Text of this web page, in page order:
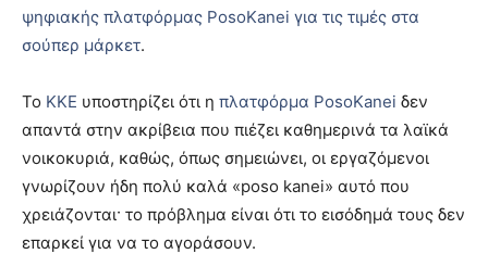
ψηφιακής πλατφόρμας PosoKanei για τις τιμές στα
σούπερ μάρκετ.
Το ΚΚΕ υποστηρίζει ότι η πλατφόρμα PosoKanei δεν
απαντά στην ακρίβεια που πιέζει καθημερινά τα λαϊκά
νοικοκυριά, καθώς, όπως σημειώνει, οι εργαζόμενοι
γνωρίζουν ήδη πολύ καλά «poso kanei» αυτό που
χρειάζονται· το πρόβλημα είναι ότι το εισόδημά τους δεν
επαρκεί για να το αγοράσουν.